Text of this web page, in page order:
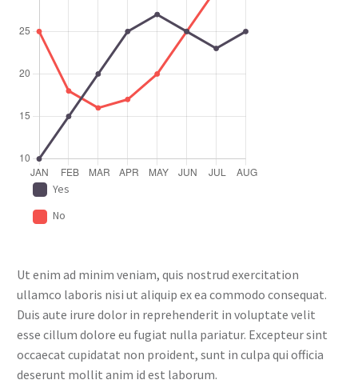
Yes
No
Ut enim ad minim veniam, quis nostrud exercitation
ullamco laboris nisi ut aliquip ex ea commodo consequat.
Duis aute irure dolor in reprehenderit in voluptate velit
esse cillum dolore eu fugiat nulla pariatur. Excepteur sint
occaecat cupidatat non proident, sunt in culpa qui officia
deserunt mollit anim id est laborum.